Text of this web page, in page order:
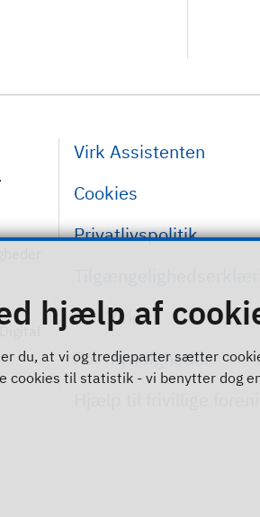
hjælp af
du, at vi og tredjeparter sætter
cookies til statistik - vi benytter dog
Virk Assistenten
Cookies
Privatlivspolitik
Om Virk
For myndigheder